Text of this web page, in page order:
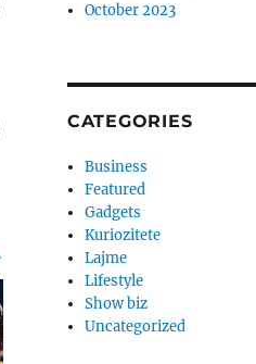
October 2023
CATEGORIES
Business
Featured
Gadgets
Kuriozitete
Lajme
Lifestyle
Show biz
Uncategorized